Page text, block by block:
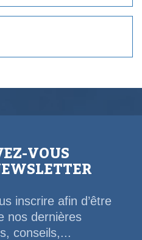
VOUS
inscrire afin d’être
nos dernières
conseils,...